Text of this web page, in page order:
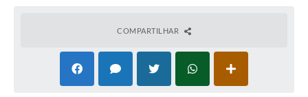
COMPARTILHAR